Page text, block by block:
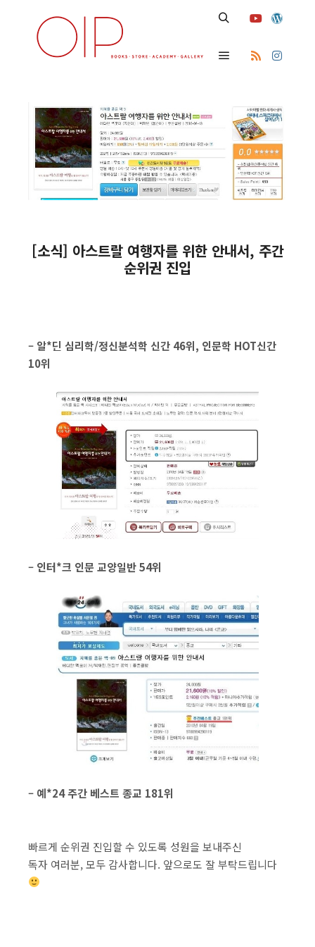
[소식] 아스트랄 여행자를 위한 안내서, 주간
순위권 진입
– 알*딘 심리학/정신분석학 신간 46위, 인문학 HOT신간
10위
– 인터*크 인문 교양일반 54위
– 예*24 주간 베스트 종교 181위
빠르게 순위권 진입할 수 있도록 성원을 보내주신
독자 여러분, 모두 감사합니다. 앞으로도 잘 부탁드립니다